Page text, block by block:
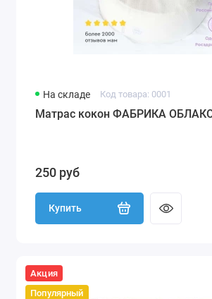
На складе Код товара: 0001
Матрас кокон ФАБРИКА
250 руб
Купить
Акция
Популярный